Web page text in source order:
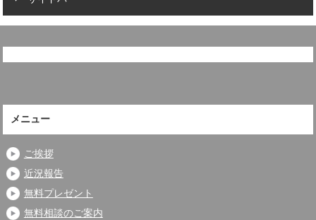
メニュー
ご挨拶
近況報告
無料プレゼント
無料相談のご案内